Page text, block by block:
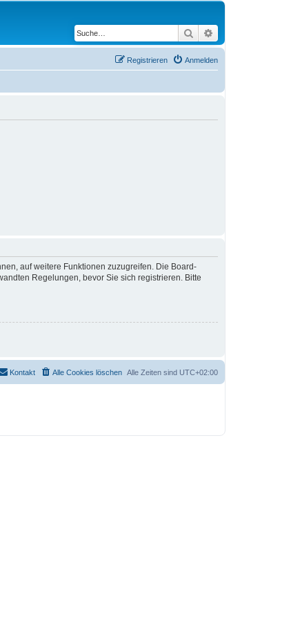
Suche
Anmelden
Registrieren
auf weitere Funktionen zuzugreifen. Die Board-
Regelungen, bevor Sie sich registrieren. Bitte
Alle Zeiten sind UTC+02:00
Alle Cookies löschen
Kontakt